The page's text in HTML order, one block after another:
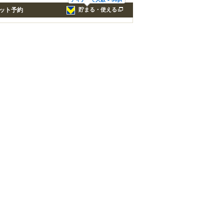
貯まる・使える
ト予約